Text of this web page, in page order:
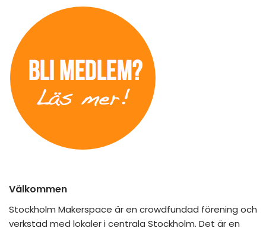
Välkommen
Stockholm Makerspace är en crowdfundad förening och
verkstad med lokaler i centrala Stockholm. Det är en